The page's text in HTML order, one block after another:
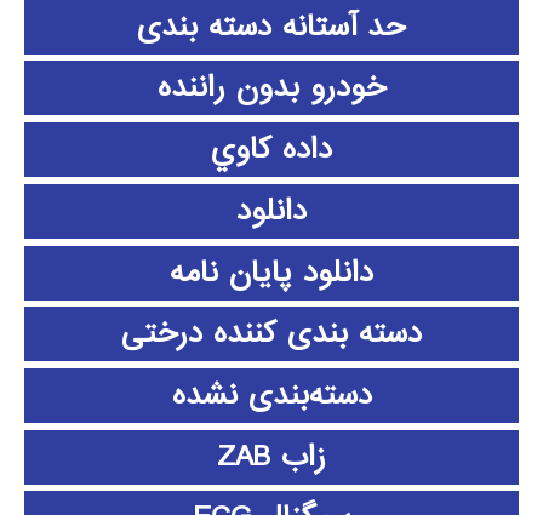
حد آستانه دسته بندی
خودرو بدون راننده
داده كاوي
دانلود
دانلود پايان نامه
دسته بندی کننده درختی
دسته‌بندی نشده
زاب ZAB